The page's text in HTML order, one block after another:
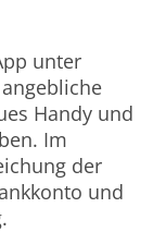
unter
Handy und
Im
der
und